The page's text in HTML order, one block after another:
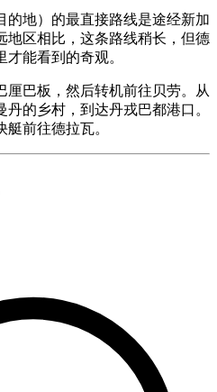
的地）的最直接路线是途经新加
地区相比，这条路线稍长，但德
能看到的奇观。
厘巴板，然后转机前往贝劳。从
的乡村，到达丹戎巴都港口。
艇前往德拉瓦。